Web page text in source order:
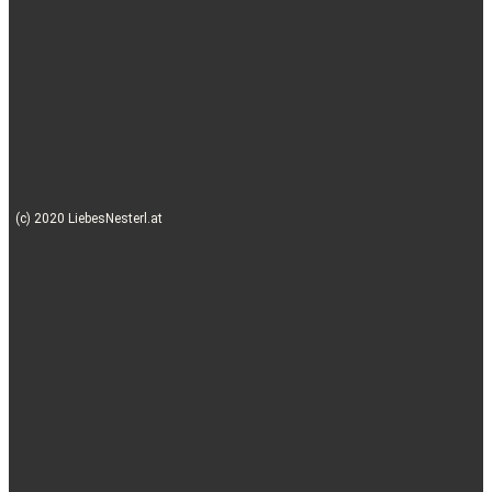
(c) 2020 LiebesNesterl.at